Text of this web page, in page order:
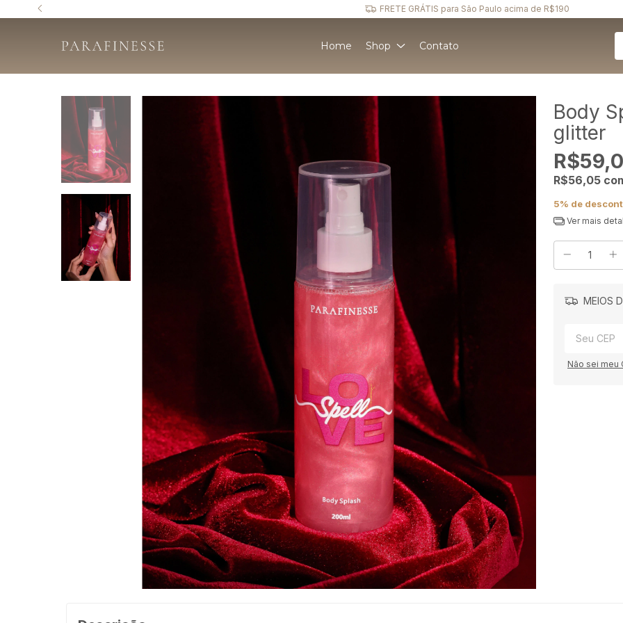
FRETE GRÁTIS para São Paulo acima de R$190
Home Shop Contato
Body
glitter
R$56,05
5% de
Ver mais
MEIOS
Não sei meu